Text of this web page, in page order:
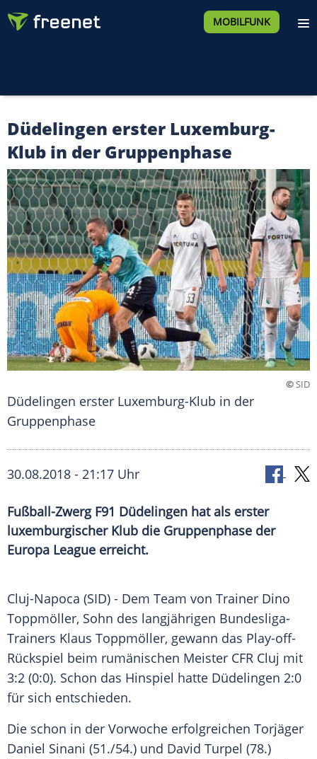
MOBILFUNK
Düdelingen erster Luxemburg-
Klub in der Gruppenphase
©SID
Düdelingen erster Luxemburg-Klub in der
Gruppenphase
30.08.2018 - 21:17 Uhr
Fußball-Zwerg F91 Düdelingen hat als erster
luxemburgischer Klub die Gruppenphase der
Europa League erreicht.
Cluj-Napoca (SID) - Dem Team von Trainer Dino
Toppmöller, Sohn des langjährigen Bundesliga-
Trainers Klaus Toppmöller, gewann das Play-off-
Rückspiel beim rumänischen Meister CFR Cluj mit
3:2 (0:0). Schon das Hinspiel hatte Düdelingen 2:0
für sich entschieden.
Die schon in der Vorwoche erfolgreichen Torjäger
Daniel Sinani (51./54.) und David Turpel (78.)